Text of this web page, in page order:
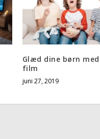
Glæd dine børn
film
juni 27, 2019